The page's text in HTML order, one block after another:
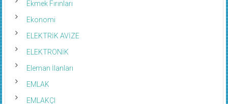
Ekmek Fırınları
Ekonomi
ELEKTRİK AVİZE
ELEKTRONİK
Eleman İlanları
EMLAK
EMLAKÇI